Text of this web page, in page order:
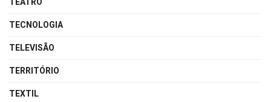
TECNOLOGIA
TELEVISÃO
TERRITÓRIO
TEXTIL